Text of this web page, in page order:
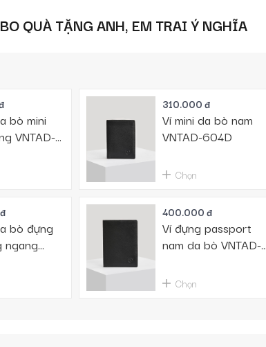
QUÀ TẶNG ANH, EM TRAI Ý NGHĨA
bò mini
VNTAD-
bò đựng
ngang
310.000 đ
Ví mini da bò nam
VNTAD-604D
Chọn
400.000 đ
Ví đựng passport
nam da bò VNTAD-
Chọn